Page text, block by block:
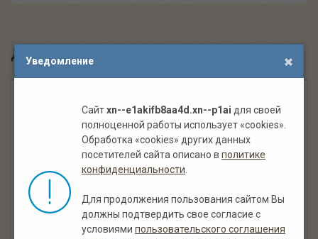
Другие похожие кухни под старину:
Навесной кухонный ящик под старину
Уведомление
Сайтxn--e1akifb8aa4d.xn--p1ai для своей
полноценной работы использует «cookies».
Обработка «cookies» других данных
посетителей сайта описано в политике
конфиденциальности
Для продолжения пользования сайтом Вы
должны подтвердить свое согласие с
условиями пользовательского соглашения